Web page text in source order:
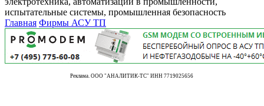
испытательные системы, промышленная безопасность
Главная Фирмы АСУ ТП
Реклама. ООО "АНАЛИТИК-ТС" ИНН 7719025656